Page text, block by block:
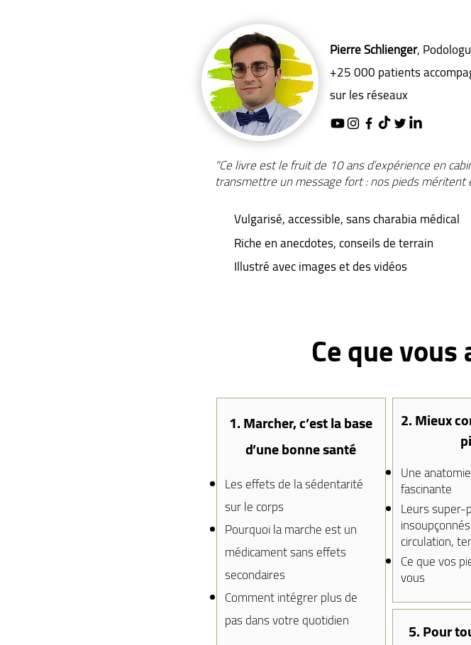
Pierre Schlienger,
+25 000 patients
sur les réseaux
"Ce livre est le fruit de 10 ans d’expérience en
transmettre un message fort : nos pieds
Vulgarisé, accessible, sans charabia médical
Riche en anecdotes, conseils de terrain
Illustré avec images et des vidéos
Ce que
1. Marcher, c’est la base
d’une bonne santé
Les effets de la sédentarité
sur le corps
Pourquoi la marche est un
médicament sans effets
secondaires
Comment intégrer plus de
pas dans votre quotidien
2. Mieux
Une
fascinante
Leurs super-
circulation,
Ce que vos
vous
5. Pour